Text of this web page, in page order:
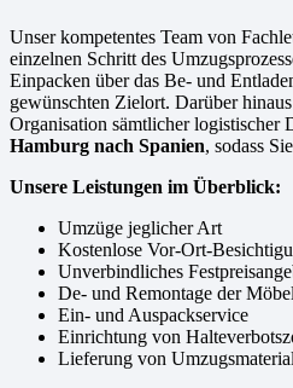
Unser kompetentes Team von
einzelnen Schritt des
Einpacken über das Be- und
gewünschten Zielort. Darüber
Organisation sämtlicher logistischer
Hamburg nach Spanien, sodass
Unsere Leistungen im Überblick:
Umzüge jeglicher Art
Kostenlose Vor-Ort-
Unverbindliches
De- und Remontage der Möbel
Ein- und Auspackservice
Einrichtung von
Lieferung von